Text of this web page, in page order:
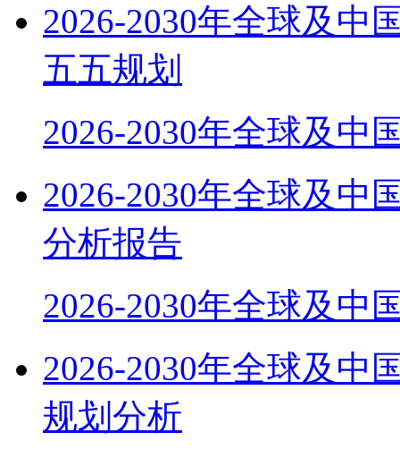
2026-2030年全球及中
五五规划
2026-2030年全球及中
2026-2030年全球及中
分析报告
2026-2030年全球及中
2026-2030年全球及中
规划分析